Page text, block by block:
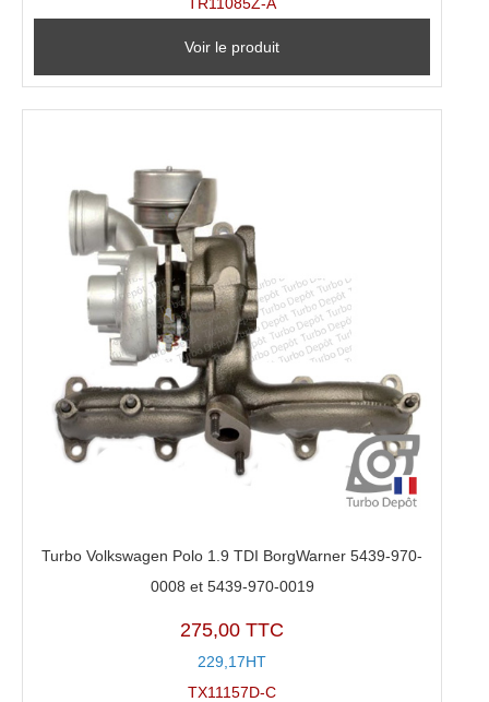
TR11085Z-A
Voir le produit
Turbo Volkswagen Polo 1.9 TDI BorgWarner 5439-970-
0008 et 5439-970-0019
275,00 TTC
229,17HT
TX11157D-C